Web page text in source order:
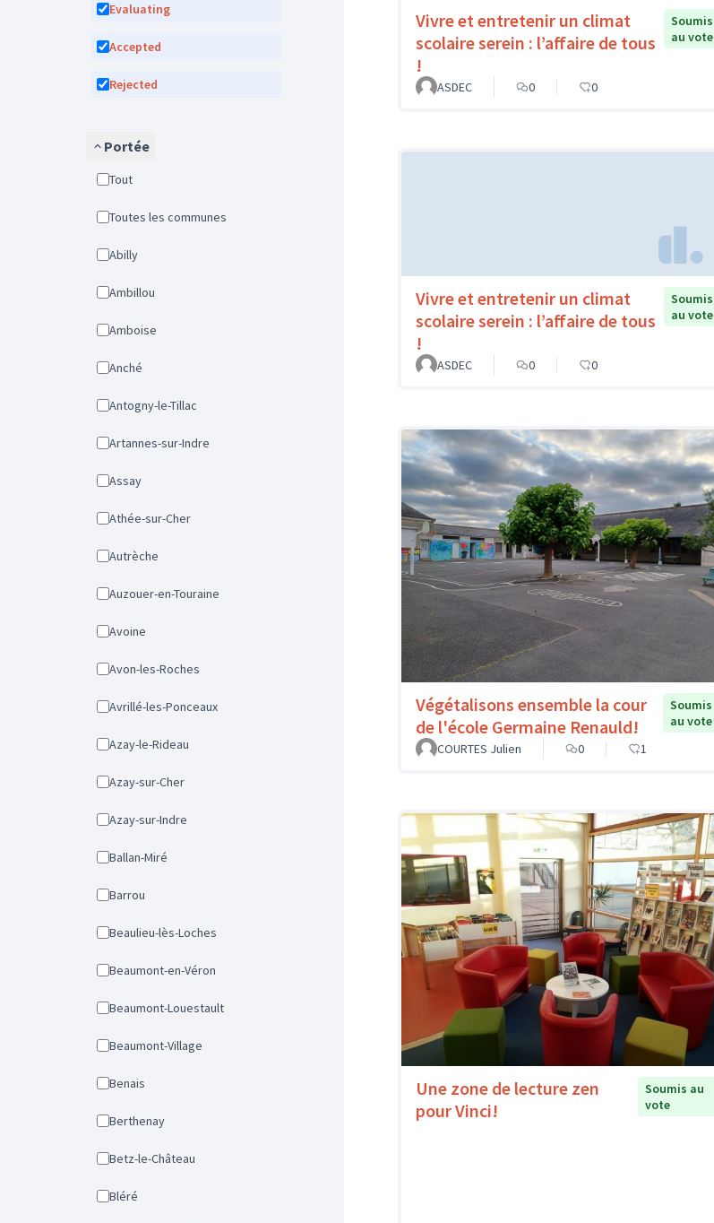
Evaluating
Accepted
Rejected
Portée
Tout
Toutes les communes
Abilly
Ambillou
Amboise
Anché
Antogny-le-Tillac
Artannes-sur-Indre
Assay
Athée-sur-Cher
Autrèche
Auzouer-en-Touraine
Avoine
Avon-les-Roches
Avrillé-les-Ponceaux
Azay-le-Rideau
Azay-sur-Cher
Azay-sur-Indre
Ballan-Miré
Barrou
Beaulieu-lès-Loches
Beaumont-en-Véron
Beaumont-Louestault
Beaumont-Village
Benais
Berthenay
Betz-le-Château
Bléré
Vivre et entretenir un climat
scolaire serein : l’affaire de tous
!
Soumis
au vote
ASDEC 0 0
Vivre et entretenir un climat
scolaire serein : l’affaire de tous
!
Soumis
au vote
ASDEC 0 0
Végétalisons ensemble la cour
de l'école Germaine Renauld!
Soumis
au vote
COURTES Julien
0 1
Une zone de lecture zen
pour Vinci!
Soumis au
vote